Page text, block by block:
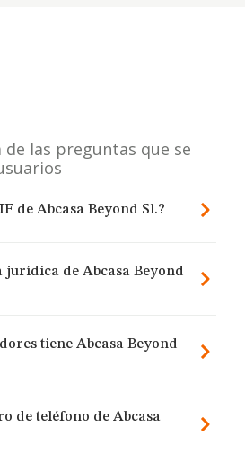
de las preguntas que se
de Abcasa Beyond Sl.?
jurídica de Abcasa Beyond
tiene Abcasa Beyond
de teléfono de Abcasa